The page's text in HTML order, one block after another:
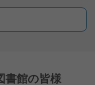
書館の皆様